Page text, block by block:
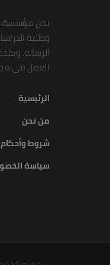
نحن مؤسسة
وطلبة
الرسالة.
للعمل في
الرئيسية
من نحن
شروط وأحكام
سياسة